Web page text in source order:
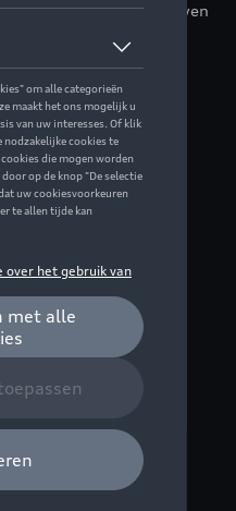
>Kleding >Vrouwen